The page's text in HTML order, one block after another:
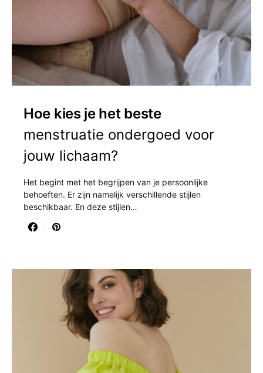
Hoe kies je het beste
menstruatie ondergoed voor
jouw lichaam?
Het begint met het begrijpen van je persoonlijke
behoeften. Er zijn namelijk verschillende stijlen
beschikbaar. En deze stijlen…